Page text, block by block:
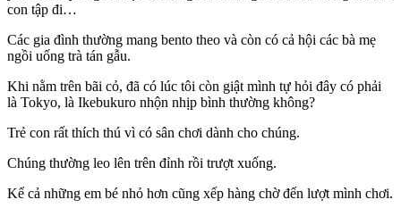
con tập đi…
Các gia đình thường mang bento theo và còn có cả hội các bà mẹ
ngồi uống trà tán gẫu.
Khi nằm trên bãi cỏ, đã có lúc tôi còn giật mình tự hỏi đây có phải
là Tokyo, là Ikebukuro nhộn nhịp bình thường không?
Trẻ con rất thích thú vì có sân chơi dành cho chúng.
Chúng thường leo lên trên đỉnh rồi trượt xuống.
Kể cả những em bé nhỏ hơn cũng xếp hàng chờ đến lượt mình chơi.